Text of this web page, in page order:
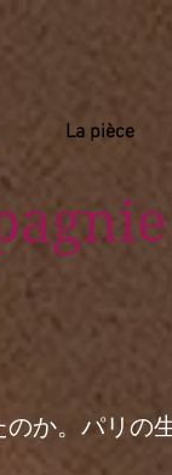
La pièce
か。パリ